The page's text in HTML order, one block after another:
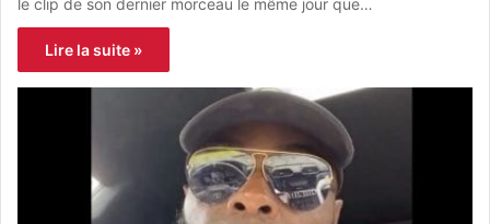
le clip de son dernier morceau le même jour que…
Lire la suite »